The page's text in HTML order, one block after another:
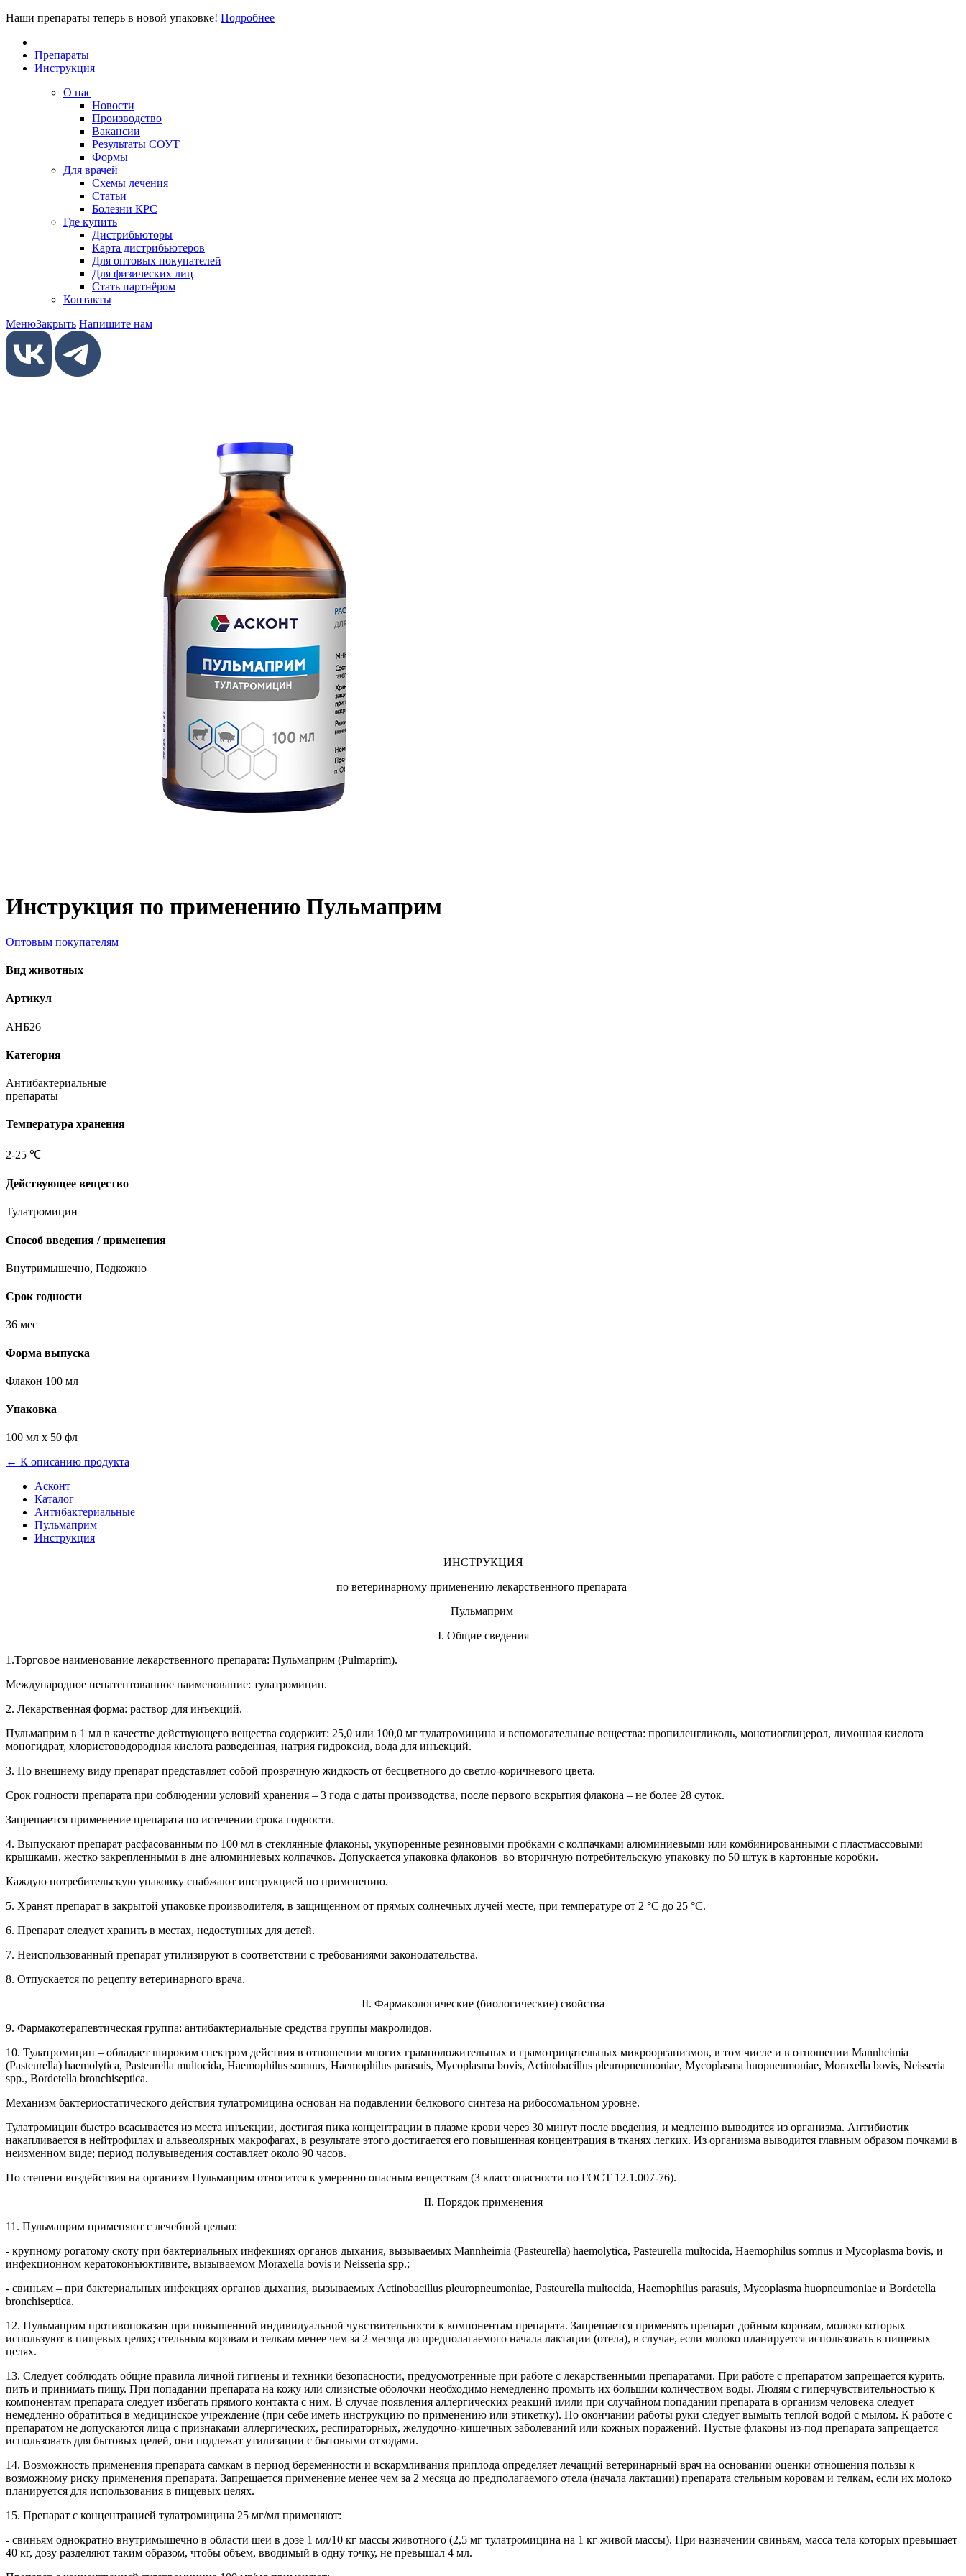
Наши препараты теперь в новой упаковке! Подробнее
Препараты
Инструкция
О нас
Новости
Производство
Вакансии
Результаты СОУТ
Формы
Для врачей
Схемы лечения
Статьи
Болезни КРС
Где купить
Дистрибьюторы
Карта дистрибьютеров
Для оптовых покупателей
Для физических лиц
Стать партнёром
Контакты
МенюЗакрыть Напишите нам
Инструкция по применению Пульмаприм
Оптовым покупателям
Вид животных
Артикул
АНБ26
Категория
Антибактериальные
препараты
Температура хранения
2-25 ℃
Действующее вещество
Тулатромицин
Способ введения / применения
Внутримышечно, Подкожно
Срок годности
36 мес
Форма выпуска
Флакон 100 мл
Упаковка
100 мл х 50 фл
← К описанию продукта
Асконт
Каталог
Антибактериальные
Пульмаприм
Инструкция
ИНСТРУКЦИЯ
по ветеринарному применению лекарственного препарата
Пульмаприм
I. Общие сведения
1.Торговое наименование лекарственного препарата: Пульмаприм (Pulmaprim).
Международное непатентованное наименование: тулатромицин.
2. Лекарственная форма: раствор для инъекций.
Пульмаприм в 1 мл в качестве действующего вещества содержит: 25,0 или 100,0 мг тулатромицина и вспомогательные вещества: пропиленгликоль, монотиоглицерол, лимонная кислота
моногидрат, хлористоводородная кислота разведенная, натрия гидроксид, вода для инъекций.
3. По внешнему виду препарат представляет собой прозрачную жидкость от бесцветного до светло-коричневого цвета.
Срок годности препарата при соблюдении условий хранения – 3 года с даты производства, после первого вскрытия флакона – не более 28 суток.
Запрещается применение препарата по истечении срока годности.
4. Выпускают препарат расфасованным по 100 мл в стеклянные флаконы, укупоренные резиновыми пробками с колпачками алюминиевыми или комбинированными с пластмассовыми
крышками, жестко закрепленными в дне алюминиевых колпачков. Допускается упаковка флаконов во вторичную потребительскую упаковку по 50 штук в картонные коробки.
Каждую потребительскую упаковку снабжают инструкцией по применению.
5. Хранят препарат в закрытой упаковке производителя, в защищенном от прямых солнечных лучей месте, при температуре от 2 °С до 25 °С.
6. Препарат следует хранить в местах, недоступных для детей.
7. Неиспользованный препарат утилизируют в соответствии с требованиями законодательства.
8. Отпускается по рецепту ветеринарного врача.
II. Фармакологические (биологические) свойства
9. Фармакотерапевтическая группа: антибактериальные средства группы макролидов.
10. Тулатромицин – обладает широким спектром действия в отношении многих грамположительных и грамотрицательных микроорганизмов, в том числе и в отношении Mannheimia
(Pasteurella) haemolytica, Pasteurella multocida, Haemophilus somnus, Haemophilus parasuis, Mycoplasma bovis, Actinobacillus pleuropneumoniae, Mycoplasma huopneumoniae, Moraxella bovis, Neisseria
spp., Bordetella bronchiseptica.
Механизм бактериостатического действия тулатромицина основан на подавлении белкового синтеза на рибосомальном уровне.
Тулатромицин быстро всасывается из места инъекции, достигая пика концентрации в плазме крови через 30 минут после введения, и медленно выводится из организма. Антибиотик
накапливается в нейтрофилах и альвеолярных макрофагах, в результате этого достигается его повышенная концентрация в тканях легких. Из организма выводится главным образом почками в
неизменном виде; период полувыведения составляет около 90 часов.
По степени воздействия на организм Пульмаприм относится к умеренно опасным веществам (3 класс опасности по ГОСТ 12.1.007-76).
II. Порядок применения
11. Пульмаприм применяют с лечебной целью:
- крупному рогатому скоту при бактериальных инфекциях органов дыхания, вызываемых Mannheimia (Pasteurella) haemolytica, Pasteurella multocida, Haemophilus somnus и Mycoplasma bovis, и
инфекционном кератоконъюктивите, вызываемом Moraxella bovis и Neisseria spp.;
- свиньям – при бактериальных инфекциях органов дыхания, вызываемых Actinobacillus pleuropneumoniae, Pasteurella multocida, Haemophilus parasuis, Mycoplasma huopneumoniae и Bordetella
bronchiseptica.
12. Пульмаприм противопоказан при повышенной индивидуальной чувствительности к компонентам препарата. Запрещается применять препарат дойным коровам, молоко которых
используют в пищевых целях; стельным коровам и телкам менее чем за 2 месяца до предполагаемого начала лактации (отела), в случае, если молоко планируется использовать в пищевых
целях.
13. Следует соблюдать общие правила личной гигиены и техники безопасности, предусмотренные при работе с лекарственными препаратами. При работе с препаратом запрещается курить,
пить и принимать пищу. При попадании препарата на кожу или слизистые оболочки необходимо немедленно промыть их большим количеством воды. Людям с гиперчувствительностью к
компонентам препарата следует избегать прямого контакта с ним. В случае появления аллергических реакций и/или при случайном попадании препарата в организм человека следует
немедленно обратиться в медицинское учреждение (при себе иметь инструкцию по применению или этикетку). По окончании работы руки следует вымыть теплой водой с мылом. К работе с
препаратом не допускаются лица с признаками аллергических, респираторных, желудочно-кишечных заболеваний или кожных поражений. Пустые флаконы из-под препарата запрещается
использовать для бытовых целей, они подлежат утилизации с бытовыми отходами.
14. Возможность применения препарата самкам в период беременности и вскармливания приплода определяет лечащий ветеринарный врач на основании оценки отношения пользы к
возможному риску применения препарата. Запрещается применение менее чем за 2 месяца до предполагаемого отела (начала лактации) препарата стельным коровам и телкам, если их молоко
планируется для использования в пищевых целях.
15. Препарат с концентрацией тулатромицина 25 мг/мл применяют:
- свиньям однократно внутримышечно в области шеи в дозе 1 мл/10 кг массы животного (2,5 мг тулатромицина на 1 кг живой массы). При назначении свиньям, масса тела которых превышает
40 кг, дозу разделяют таким образом, чтобы объем, вводимый в одну точку, не превышал 4 мл.